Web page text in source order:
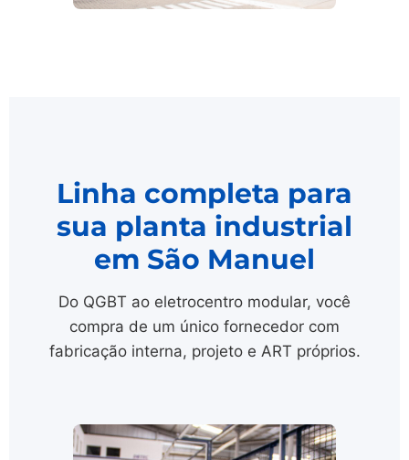
Linha completa para
sua planta industrial
em São Manuel
Do QGBT ao eletrocentro modular, você
compra de um único fornecedor com
fabricação interna, projeto e ART próprios.